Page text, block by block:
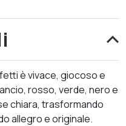
è vivace, giocoso e
rosso, verde, nero e
chiara, trasformando
allegro e originale.